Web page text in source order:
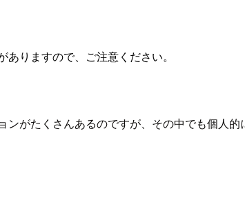
りますので、ご注意ください。
がたくさんあるのですが、その中でも個人